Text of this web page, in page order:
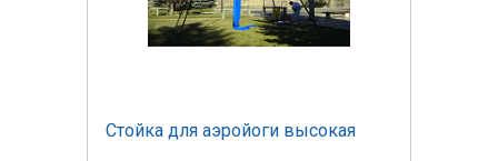
Стойка для аэройоги высокая